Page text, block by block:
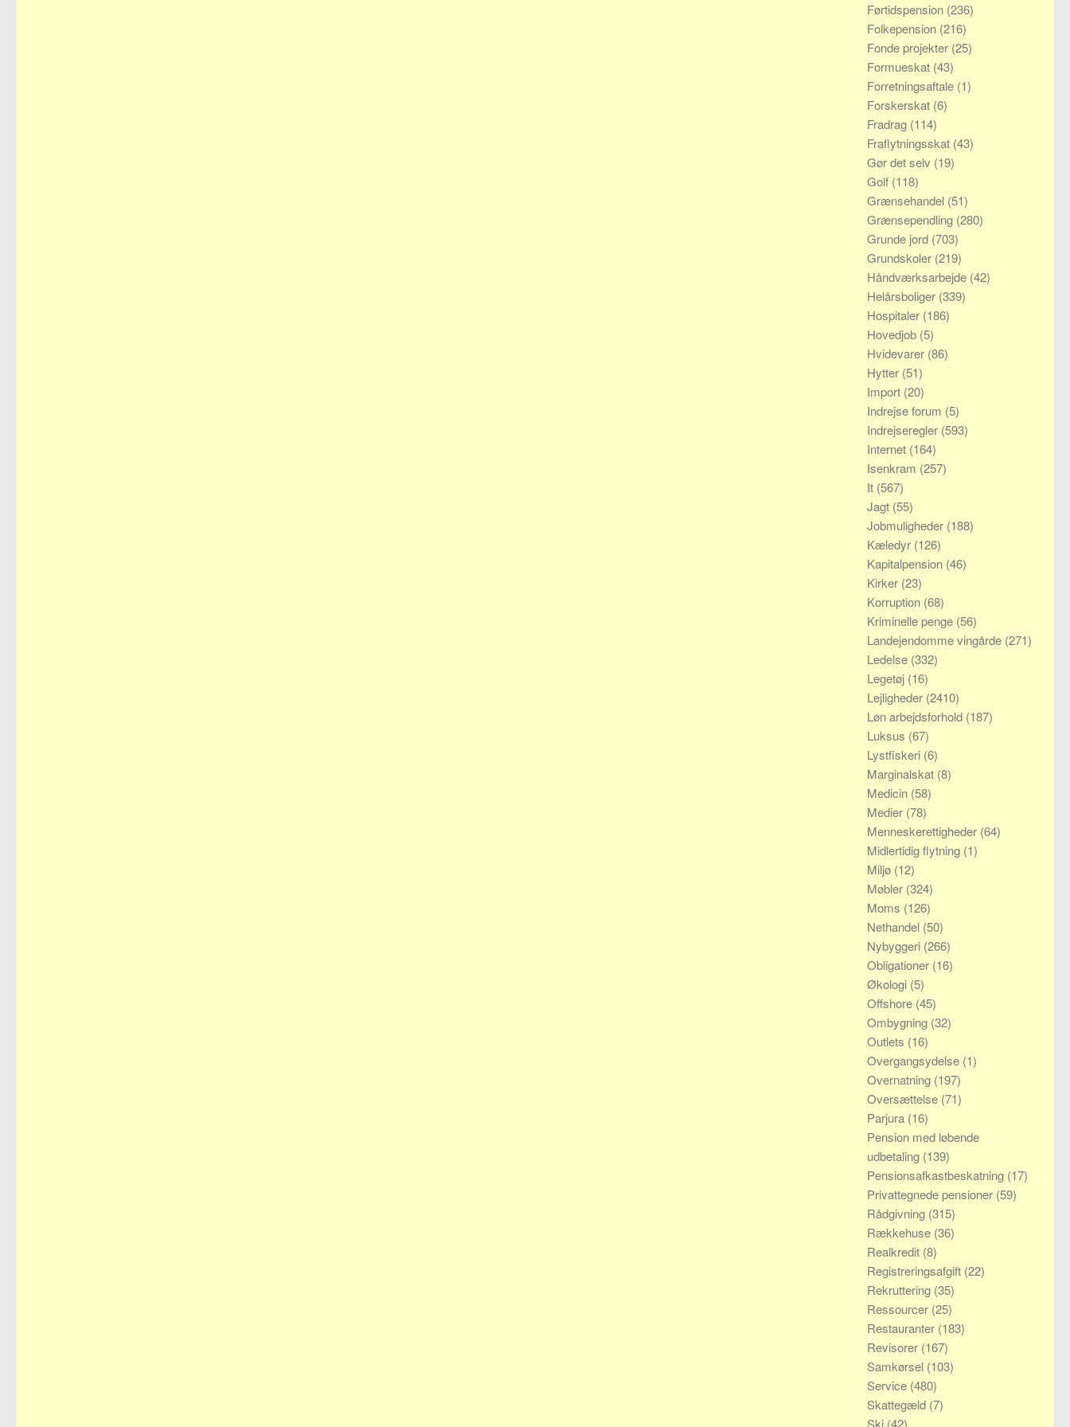
Førtidspension (236)
Folkepension (216)
Fonde projekter (25)
Formueskat (43)
Forretningsaftale (1)
Forskerskat (6)
Fradrag (114)
Fraflytningsskat (43)
Gør det selv (19)
Golf (118)
Grænsehandel (51)
Grænsependling (280)
Grunde jord (703)
Grundskoler (219)
Håndværksarbejde (42)
Helårsboliger (339)
Hospitaler (186)
Hovedjob (5)
Hvidevarer (86)
Hytter (51)
Import (20)
Indrejse forum (5)
Indrejseregler (593)
Internet (164)
Isenkram (257)
It (567)
Jagt (55)
Jobmuligheder (188)
Kæledyr (126)
Kapitalpension (46)
Kirker (23)
Korruption (68)
Kriminelle penge (56)
Landejendomme vingårde (271)
Ledelse (332)
Legetøj (16)
Lejligheder (2410)
Løn arbejdsforhold (187)
Luksus (67)
Lystfiskeri (6)
Marginalskat (8)
Medicin (58)
Medier (78)
Menneskerettigheder (64)
Midlertidig flytning (1)
Miljø (12)
Møbler (324)
Moms (126)
Nethandel (50)
Nybyggeri (266)
Obligationer (16)
Økologi (5)
Offshore (45)
Ombygning (32)
Outlets (16)
Overgangsydelse (1)
Overnatning (197)
Oversættelse (71)
Parjura (16)
Pension med løbende
udbetaling (139)
Pensionsafkastbeskatning (17)
Privattegnede pensioner (59)
Rådgivning (315)
Rækkehuse (36)
Realkredit (8)
Registreringsafgift (22)
Rekruttering (35)
Ressourcer (25)
Restauranter (183)
Revisorer (167)
Samkørsel (103)
Service (480)
Skattegæld (7)
Ski (42)